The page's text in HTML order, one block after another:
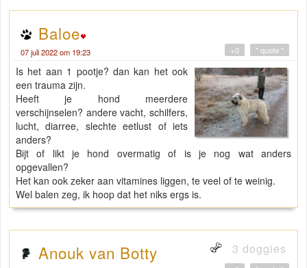
Baloe
07 juli 2022 om 19:23 " quote "
+0
Is het aan 1 pootje? dan kan het ook
een trauma zijn.
Heeft je hond meerdere
verschijnselen? andere vacht, schilfers,
lucht, diarree, slechte eetlust of iets
anders?
Bijt of likt je hond overmatig of is je nog wat anders
opgevallen?
Het kan ook zeker aan vitamines liggen, te veel of te weinig.
Wel balen zeg, ik hoop dat het niks ergs is.
Anouk van Botty 3 doggies